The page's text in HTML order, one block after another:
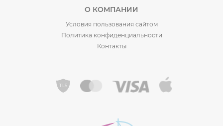
О КОМПАНИИ
Условия пользования сайтом
Политика конфиденциальности
Контакты